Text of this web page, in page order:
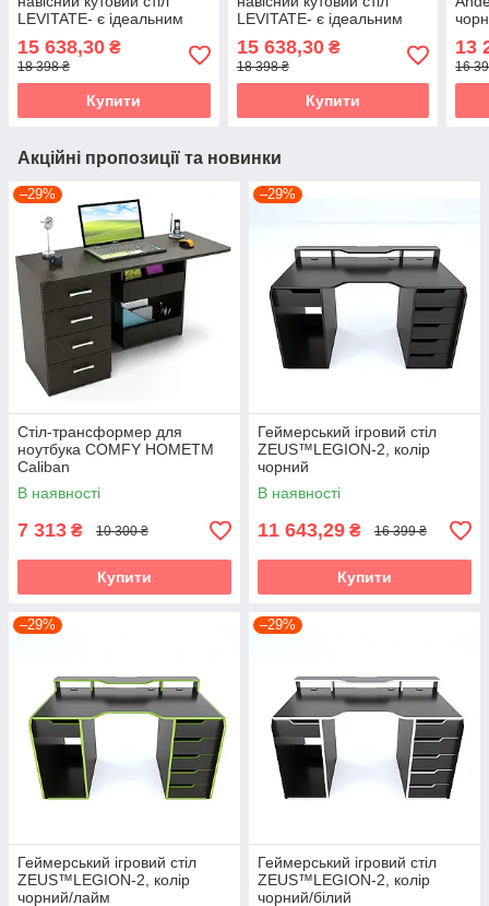
LEVITATE- є ідеальним
рішенням для ігор,
стрімінгу Zeus- Game ,
чорний
15 638,30 ₴
18 398 ₴
Купити
LEVITATE- є ідеальним
рішенням для ігор,
стрімінгу Zeus- Game ,
білий-чорний
15 638,30₴
18 398 ₴
Купити
13
16
Акційні пропозиції та новинки
–29%
Стіл-трансформер для
ноутбука COMFY HOMETM
Caliban
В наявності
7 313 ₴ 10 300 ₴
Купити
–29%
Геймерський ігровий стіл
ZEUS™LEGION-2, колір
чорний
В наявності
11 643,29 ₴ 16 399 ₴
Купити
–29%
Геймерський ігровий стіл
ZEUS™LEGION-2, колір
чорний/лайм
–29%
Геймерський ігровий стіл
ZEUS™LEGION-2, колір
чорний/білий